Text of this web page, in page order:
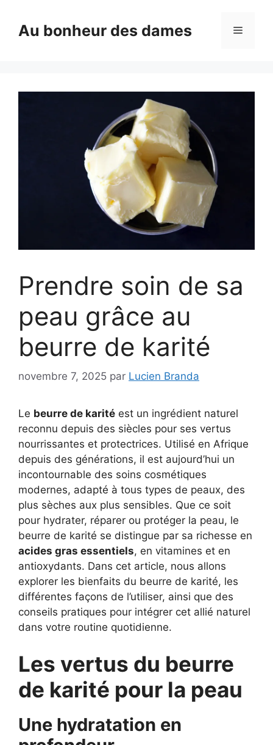
contenuAu bonheur des dames Menu
Prendre soin de sa
peau grâce au
beurre de karité
novembre 7, 2025 par Lucien Branda
Le beurre de karité est un ingrédient naturel
reconnu depuis des siècles pour ses vertus
nourrissantes et protectrices. Utilisé en Afrique
depuis des générations, il est aujourd’hui un
incontournable des soins cosmétiques
modernes, adapté à tous types de peaux, des
plus sèches aux plus sensibles. Que ce soit
pour hydrater, réparer ou protéger la peau, le
beurre de karité se distingue par sa richesse en
acides gras essentiels, en vitamines et en
antioxydants. Dans cet article, nous allons
explorer les bienfaits du beurre de karité, les
différentes façons de l’utiliser, ainsi que des
conseils pratiques pour intégrer cet allié naturel
dans votre routine quotidienne.
Les vertus du beurre
de karité pour la peau
Une hydratation en